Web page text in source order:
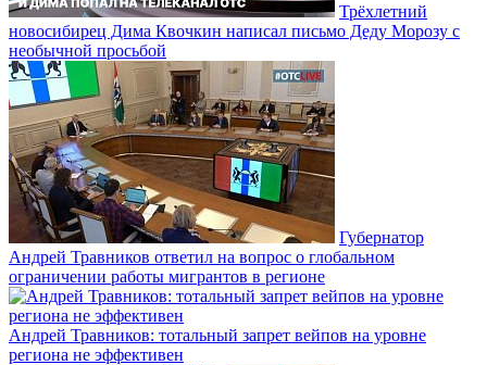
Трёхлетний
новосибирец Дима Квочкин написал письмо Деду Морозу с
необычной просьбой
Губернатор
Андрей Травников ответил на вопрос о глобальном
ограничении работы мигрантов в регионе
Андрей Травников: тотальный запрет вейпов на уровне
региона не эффективен